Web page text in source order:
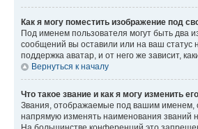
Как я могу поместить изображение под
Под именем пользователя могут быть два
сообщений вы оставили или на ваш статус
поддержка аватар, и от него же зависит,
Вернуться к началу
Что такое звание и как я могу изменить
Звания, отображаемые под вашим именем,
напрямую изменять наименования званий